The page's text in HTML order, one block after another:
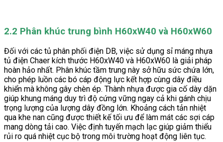
2.2 Phân khúc trung bình H60xW40 và H60xW60
Đối với các tủ phân phối điện DB, việc sử dụng sỉ máng nhựa
tủ điện Chaer kích thước H60xW40 và H60xW60 là giải pháp
hoàn hảo nhất. Phân khúc tầm trung này sở hữu sức chứa lớn,
cho phép luồn các bó cáp động lực kết hợp cùng dây điều
khiển mà không gây chèn ép. Thành nhựa được gia cố dày dặn
giúp khung máng duy trì độ cứng vững ngay cả khi gánh chịu
trọng lượng của lượng dây đồng lớn. Khoảng cách tản nhiệt
qua khe nan cũng được thiết kế tối ưu để làm mát các sợi cáp
mang dòng tải cao. Việc định tuyến mạch lạc giúp giảm thiểu
rủi ro quá nhiệt cục bộ trong môi trường hoạt động liên tục.